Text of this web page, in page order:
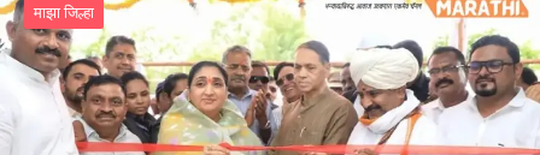
माझा जिल्हा